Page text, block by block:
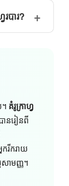
របារ?
គំរូក្រាហ្វ
ានរៀនពី
រីករាយ
សាមញ្ញ។